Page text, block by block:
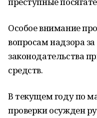
Особое внимание
вопросам надзора
законодательства
средств.
В текущем году по
проверки осужден